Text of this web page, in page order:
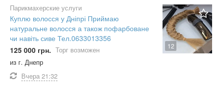
12
Парикмахерские услуги
Куплю волосся у Дніпрі Приймаю
натуральне волосся а також пофарбоване
чи навіть сиве Тел.0633013356
125 000 грн. Торг возможен
из г. Днепр
Вчера 21:32